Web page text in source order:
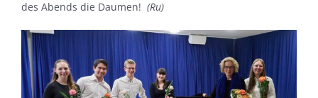
des Abends die Daumen! (Ru)